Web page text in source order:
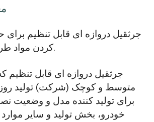
جرثقیل دروازه ای قابل تنظیم برای
کردن مواد طراحی شده است.
جرثقیل دروازه ای قابل تنظیم
متوسط و کوچک (شرکت) تولید
برای تولید کننده مدل و وضعیت
خودرو، بخش تولید و سایر موارد